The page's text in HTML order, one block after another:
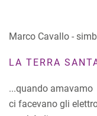
Marco Cavallo -
LA TERRA
...quando amavamo
ci facevano gli